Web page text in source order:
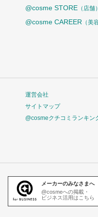
@cosme STORE （店舗）
@cosme CAREER （美
運営会社
サイトマップ
@cosmeクチコミランキン
メーカーのみなさまへ
@cosmeへの掲載・
ビジネス活用はこちら